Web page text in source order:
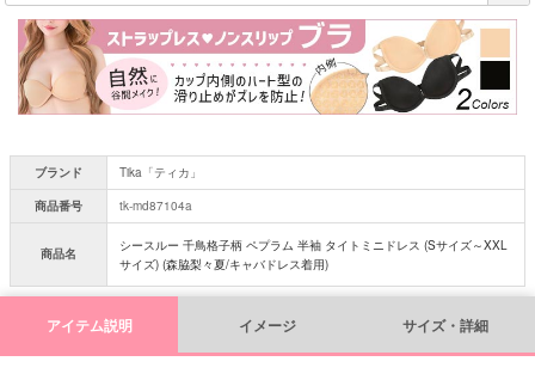
須
)
ブランド
Tika「ティカ」
商品番号
tk-md87104a
商品名
シースルー 千鳥格子柄 ペプラム 半袖 タイトミニドレス (Sサイズ～XXL
サイズ) (森脇梨々夏/キャバドレス着用)
アイテム説明 イメージ サイズ・詳細